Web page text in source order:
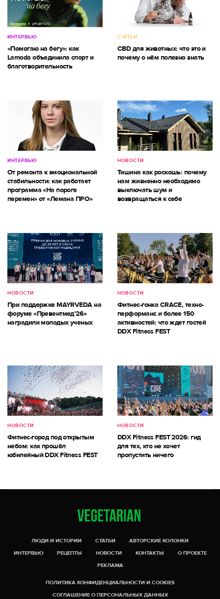
ИНТЕРВЬЮ
«Помогаю на бегу»: как
Lamoda объединила спорт и
благотворительность
СТАТЬИ
CBD для животных: что это и
почему о нём полезно знать
ИНТЕРВЬЮ
От ремонта к эмоциональной
стабильности: как работает
программа «На пороге
перемен» от «Лемана ПРО»
НОВОСТИ
Тишина как роскошь: почему
нам жизненно необходимо
выключать шум и
возвращаться к себе
НОВОСТИ
При поддержке MAYRVEDA на
форуме «Превентмед’26»
наградили молодых ученых
НОВОСТИ
Фитнес-гонка CRACE, техно-
перформанс и более 150
активностей: что ждет гостей
DDX Fitness FEST
НОВОСТИ
Фитнес-город под открытым
небом: как прошёл
юбилейный DDX Fitness FEST
НОВОСТИ
DDX Fitness FEST 2026: гид
для тех, кто не хочет
пропустить ничего
ЛЮДИ И ИСТОРИИ СТАТЬИ
АВТОРСКИЕ КОЛОНКИ
ИНТЕРВЬЮ
РЕЦЕПТЫ НОВОСТИ КОНТАКТЫ
О ПРОЕКТЕ
РЕКЛАМА
ПОЛИТИКА КОНФИДЕНЦИАЛЬНОСТИ И COOKIES
СОГЛАШЕНИЕ О ПЕРСОНАЛЬНЫХ ДАННЫХ